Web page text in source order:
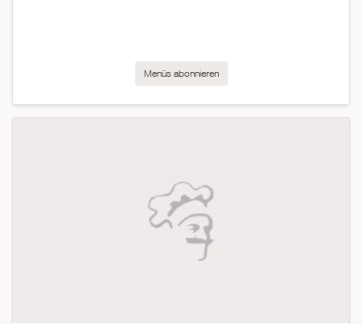
Menüs abonnieren